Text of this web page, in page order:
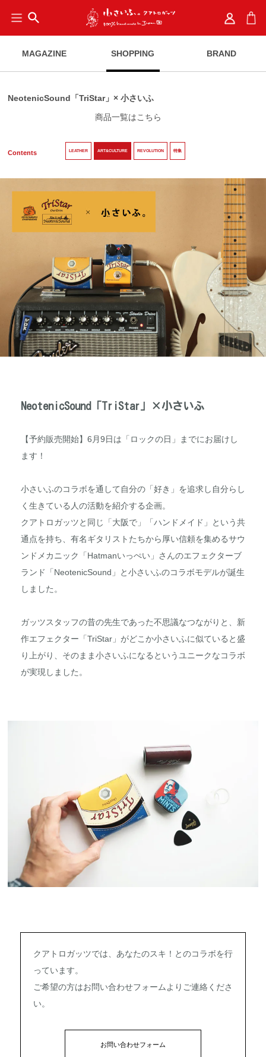
search
MAGAZINE SHOPPING BRAND
NeotenicSound「TriStar」× 小さいふ
商品一覧はこちら
Contents LEATHER ART&CULTURE REVOLUTION 特集
NeotenicSound「TriStar」×小さいふ
【予約販売開始】6月9日は「ロックの日」までにお届けし
ます！
小さいふのコラボを通して自分の「好き」を追求し自分らし
く生きている人の活動を紹介する企画。
クアトロガッツと同じ「大阪で」「ハンドメイド」という共
通点を持ち、有名ギタリストたちから厚い信頼を集めるサウ
ンドメカニック「Hatmanいっぺい」さんのエフェクターブ
ランド「NeotenicSound」と小さいふのコラボモデルが誕生
しました。
ガッツスタッフの昔の先生であった不思議なつながりと、新
作エフェクター「TriStar」がどこか小さいふに似ていると盛
り上がり、そのまま小さいふになるというユニークなコラボ
が実現しました。
クアトロガッツでは、あなたのスキ！とのコラボを行
っています。
ご希望の方はお問い合わせフォームよりご連絡くださ
い。
お問い合わせフォーム